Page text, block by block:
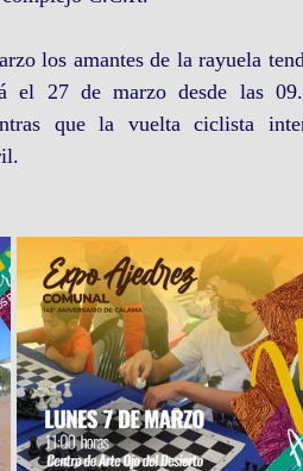
los amantes de la rayuela
el 27 de marzo desde las
que la vuelta ciclista